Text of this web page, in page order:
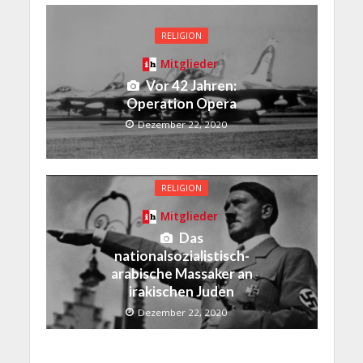
RELIGION
Mitglieder
Vor 42 Jahren:
Operation Opera
Dezember 22, 2020
RELIGION
Mitglieder
Das
nationalsozialistisch-
arabische Massaker an
irakischen Juden
Dezember 22, 2020